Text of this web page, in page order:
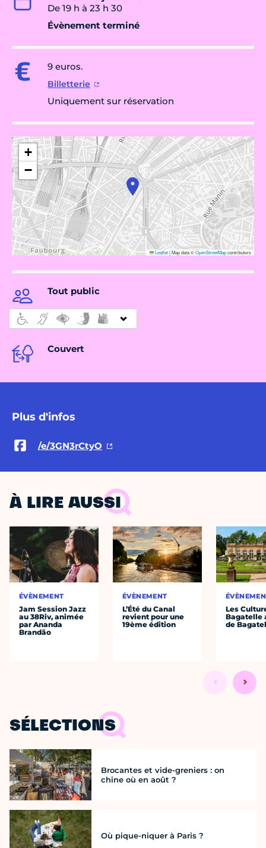
De 19 h à 23 h 30
Évènement terminé
9 euros.
Billetterie
Uniquement sur réservation
+
−
Leaflet|Map data ©OpenStreetMapcontributors
Tout public
Couvert
Plus d'infos
/e/3GN3rCtyO
À LIRE AUSSI
ÉVÈNEMENT
Jam Session Jazz
au 38Riv, animée
par Ananda
Brandão
ÉVÈNEMENT
L’Été du Canal
revient pour une
19ème édition
Les
Bagatelle
de
SÉLECTIONS
Brocantes et vide-greniers : on
chine où en août ?
Où pique-niquer à Paris ?